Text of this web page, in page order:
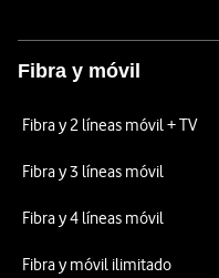
Fibra y móvil
Fibra y 2 líneas móvil + TV
Fibra y 3 líneas móvil
Fibra y 4 líneas móvil
Fibra y móvil ilimitado